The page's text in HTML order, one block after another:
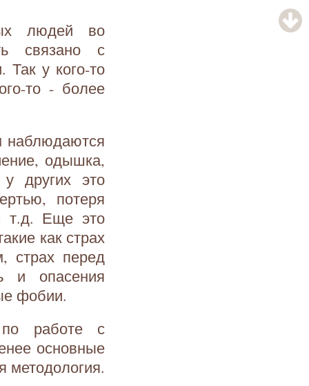
людей во
связано с
Так у кого-то
то - более
наблюдаются
одышка,
других это
потеря
т.д. Еще это
как страх
страх перед
и опасения
фобии.
по работе с
основные
методология.